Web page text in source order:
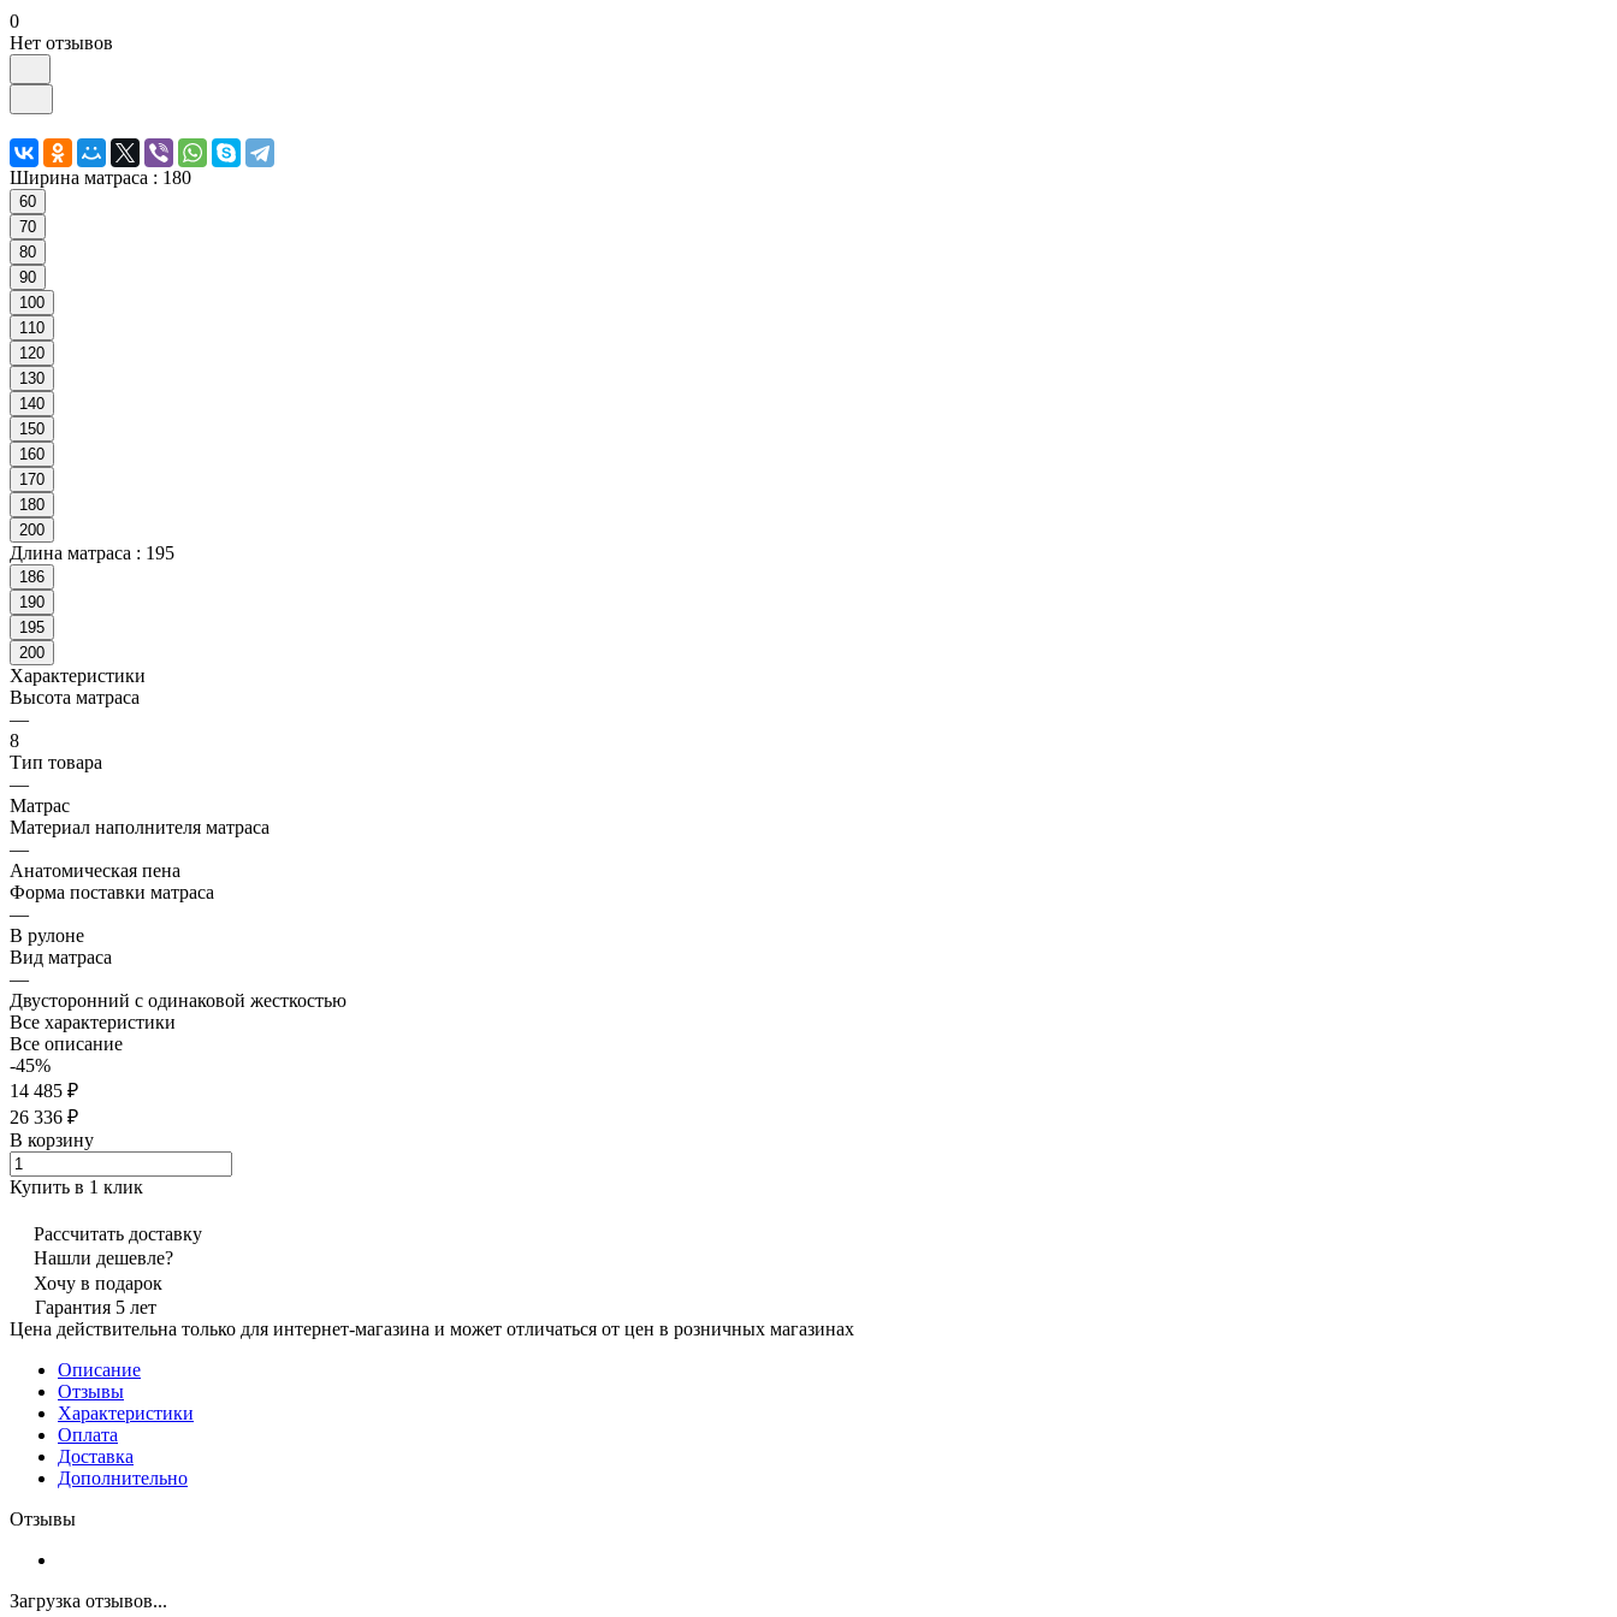
0
Нет отзывов
Ширина матраса : 180
60
70
80
90
100
110
120
130
140
150
160
170
180
200
Длина матраса : 195
186
190
195
200
Характеристики
Высота матраса
—
8
Тип товара
—
Матрас
Материал наполнителя матраса
—
Анатомическая пена
Форма поставки матраса
—
В рулоне
Вид матраса
—
Двусторонний с одинаковой жесткостью
Все характеристики
Все описание
-45%
14 485 ₽
26 336 ₽
В корзину
Купить в 1 клик
Рассчитать доставку
Нашли дешевле?
Хочу в подарок
Гарантия 5 лет
Цена действительна только для интернет-магазина и может отличаться от цен в розничных магазинах
Описание
Отзывы
Характеристики
Оплата
Доставка
Дополнительно
Отзывы
Загрузка отзывов...